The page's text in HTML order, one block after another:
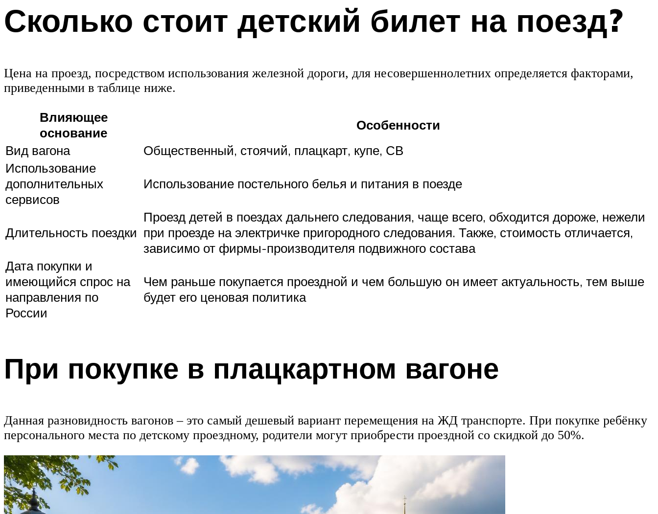
Сколько стоит детский билет на поезд?
Цена на проезд, посредством использования железной дороги, для несовершеннолетних определяется факторами,
приведенными в таблице ниже.
Влияющее
основание
Особенности
Вид вагона
Общественный, стоячий, плацкарт, купе, СВ
Использование
дополнительных
сервисов
Использование постельного белья и питания в поезде
Длительность поездки
Проезд детей в поездах дальнего следования, чаще всего, обходится дороже, нежели
при проезде на электричке пригородного следования. Также, стоимость отличается,
зависимо от фирмы-производителя подвижного состава
Дата покупки и
имеющийся спрос на
направления по
России
Чем раньше покупается проездной и чем большую он имеет актуальность, тем выше
будет его ценовая политика
При покупке в плацкартном вагоне
Данная разновидность вагонов – это самый дешевый вариант перемещения на ЖД транспорте. При покупке ребёнку
персонального места по детскому проездному, родители могут приобрести проездной со скидкой до 50%.